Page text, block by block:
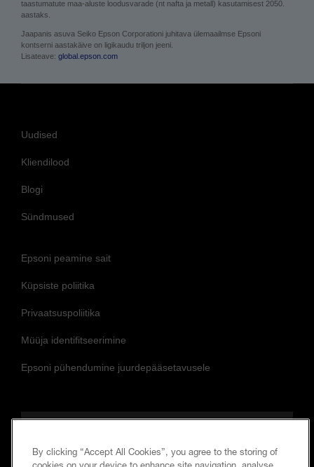
Uudised
Kliendilood
Sündmused
Müüja identifitseerimine
Epsoni pühendumine juurdepääsetavusele
By clicking “Accept All Cookies”, you agree to the storing of